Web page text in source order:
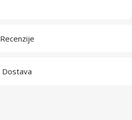
Recenzije
Dostava